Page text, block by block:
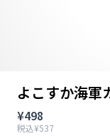
よこすか海軍
¥498
税込¥537